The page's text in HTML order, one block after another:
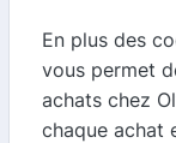
En plus des
vous permet
achats chez
chaque achat